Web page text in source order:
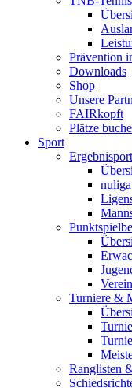
Prävention
Downloads
Shop
Unsere
FAIRkopft
Plätze
Sport
nuliga
Turniere &
Ranglisten